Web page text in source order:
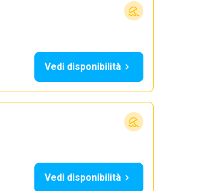
Vedi disponibilità
Vedi disponibilità